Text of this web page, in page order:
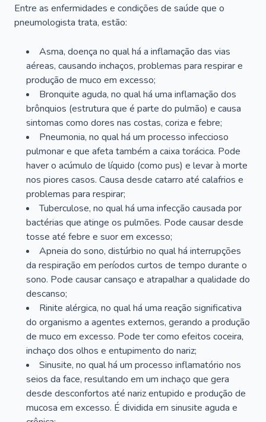
Entre as enfermidades e condições de saúde que o
pneumologista trata, estão:
Asma, doença no qual há a inflamação das vias
aéreas, causando inchaços, problemas para respirar e
produção de muco em excesso;
Bronquite aguda, no qual há uma inflamação dos
brônquios (estrutura que é parte do pulmão) e causa
sintomas como dores nas costas, coriza e febre;
Pneumonia, no qual há um processo infeccioso
pulmonar e que afeta também a caixa torácica. Pode
haver o acúmulo de líquido (como pus) e levar à morte
nos piores casos. Causa desde catarro até calafrios e
problemas para respirar;
Tuberculose, no qual há uma infecção causada por
bactérias que atinge os pulmões. Pode causar desde
tosse até febre e suor em excesso;
Apneia do sono, distúrbio no qual há interrupções
da respiração em períodos curtos de tempo durante o
sono. Pode causar cansaço e atrapalhar a qualidade do
descanso;
Rinite alérgica, no qual há uma reação significativa
do organismo a agentes externos, gerando a produção
de muco em excesso. Pode ter como efeitos coceira,
inchaço dos olhos e entupimento do nariz;
Sinusite, no qual há um processo inflamatório nos
seios da face, resultando em um inchaço que gera
desde desconfortos até nariz entupido e produção de
mucosa em excesso. É dividida em sinusite aguda e